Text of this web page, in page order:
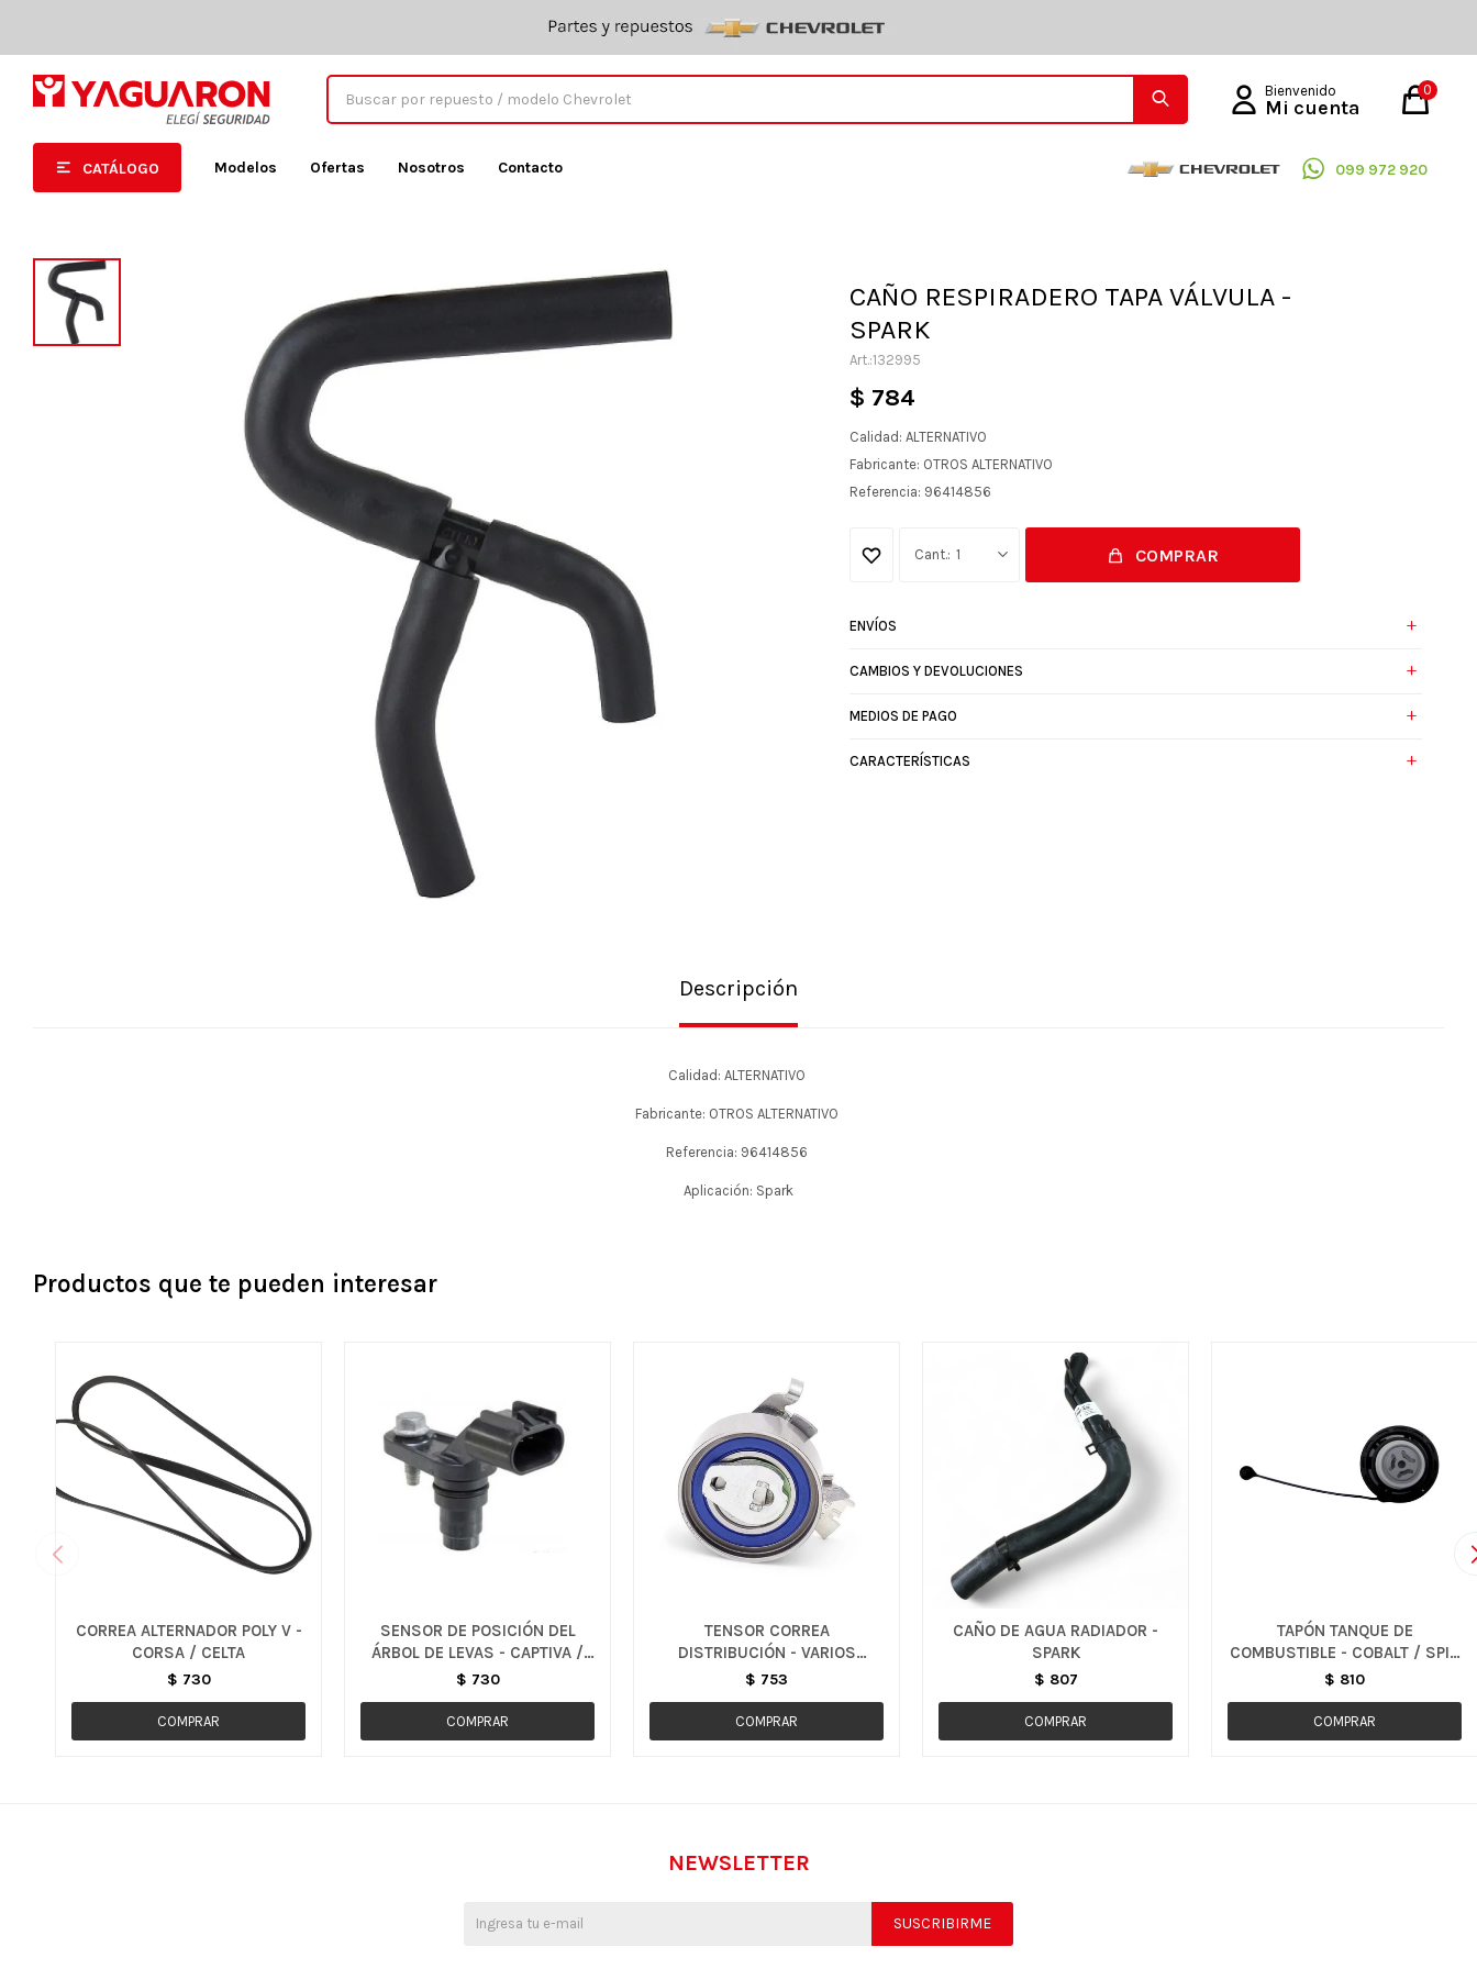
CATÁLOGO Modelos Ofertas Nosotros Contacto 099 972 920
0
CAÑO RESPIRADERO TAPA VÁLVULA -
SPARK
132995
$ 784
Calidad: ALTERNATIVO
Fabricante: OTROS ALTERNATIVO
Referencia: 96414856
1 COMPRAR
ENVÍOS
CAMBIOS Y DEVOLUCIONES
MEDIOS DE PAGO
CARACTERÍSTICAS
Descripción
Calidad: ALTERNATIVO
Fabricante: OTROS ALTERNATIVO
Referencia: 96414856
Aplicación: Spark
Productos que te pueden interesar
CORREA ALTERNADOR POLY V -
CORSA / CELTA
$ 730
SENSOR DE POSICIÓN DEL
ÁRBOL DE LEVAS - CAPTIVA /
S10
$ 730
TENSOR CORREA
DISTRIBUCIÓN - VARIOS
MODELOS
$ 753
CAÑO DE AGUA RADIADOR -
SPARK
$ 807
TAPÓN TANQUE DE
COMBUSTIBLE - COBALT / SPIN
/ EQUINOX
$ 810
NEWSLETTER
SUSCRIBIRME